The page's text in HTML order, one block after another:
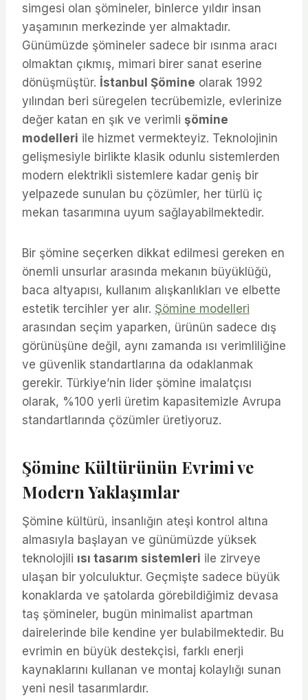
simgesi olan şömineler, binlerce yıldır insan
yaşamının merkezinde yer almaktadır.
Günümüzde şömineler sadece bir ısınma aracı
olmaktan çıkmış, mimari birer sanat eserine
dönüşmüştür. İstanbul Şömine olarak 1992
yılından beri süregelen tecrübemizle, evlerinize
değer katan en şık ve verimli şömine
modelleri ile hizmet vermekteyiz. Teknolojinin
gelişmesiyle birlikte klasik odunlu sistemlerden
modern elektrikli sistemlere kadar geniş bir
yelpazede sunulan bu çözümler, her türlü iç
mekan tasarımına uyum sağlayabilmektedir.
Bir şömine seçerken dikkat edilmesi gereken en
önemli unsurlar arasında mekanın büyüklüğü,
baca altyapısı, kullanım alışkanlıkları ve elbette
estetik tercihler yer alır. Şömine modelleri
arasından seçim yaparken, ürünün sadece dış
görünüşüne değil, aynı zamanda ısı verimliliğine
ve güvenlik standartlarına da odaklanmak
gerekir. Türkiye’nin lider şömine imalatçısı
olarak, %100 yerli üretim kapasitemizle Avrupa
standartlarında çözümler üretiyoruz.
Şömine Kültürünün Evrimi ve
Modern Yaklaşımlar
Şömine kültürü, insanlığın ateşi kontrol altına
almasıyla başlayan ve günümüzde yüksek
teknolojili ısı tasarım sistemleri ile zirveye
ulaşan bir yolculuktur. Geçmişte sadece büyük
konaklarda ve şatolarda görebildiğimiz devasa
taş şömineler, bugün minimalist apartman
dairelerinde bile kendine yer bulabilmektedir. Bu
evrimin en büyük destekçisi, farklı enerji
kaynaklarını kullanan ve montaj kolaylığı sunan
yeni nesil tasarımlardır.